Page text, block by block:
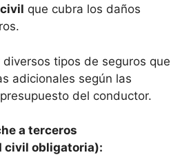
que cubra los daños
tipos de seguros que
adicionales según las
del conductor.
a terceros
civil obligatoria):